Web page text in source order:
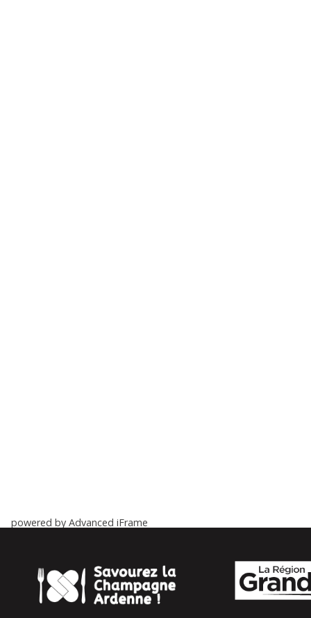
powered by Advanced iFrame